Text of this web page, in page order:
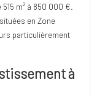
m² à 850 000 €.
en Zone
particulièrement
à